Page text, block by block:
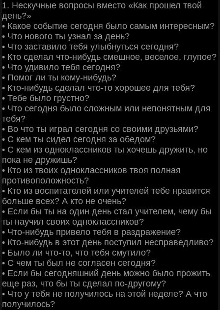
1. Нескучные вопросы вместо «Как прошел твой
день?»
• Какое событие сегодня было самым интересным?
• Что нового ты узнал за день?
• Что заставило тебя улыбнуться сегодня?
• Кто сделал что-нибудь смешное, веселое, глупое?
• Что удивило тебя сегодня?
• Помог ли ты кому-нибудь?
• Кто-нибудь сделал что-то хорошее для тебя?
• Тебе было грустно?
• Что сегодня было сложным или непонятным для
тебя?
• Во что ты играл сегодня со своими друзьями?
• С кем ты сидел сегодня за обедом?
• С кем из одноклассников ты хочешь дружить, но
пока не дружишь?
• Кто из твоих одноклассников твоя полная
противоположность?
• Кто из воспитателей или учителей тебе нравится
больше всех? А кто не очень?
• Если бы ты на один день стал учителем, чему бы
ты научил своих одноклассников?
• Что-нибудь привело тебя в раздражение?
• Кто-нибудь в этот день поступил несправедливо?
• Было ли что-то, что тебя смутило?
• С чем ты был не согласен сегодня?
• Если бы сегодняшний день можно было прожить
еще раз, что бы ты сделал по-другому?
• Что у тебя не получилось на этой неделе? А что
получилось?